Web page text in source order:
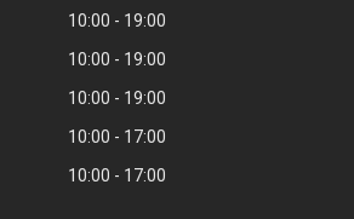
10:00
19:00
10:00
19:00
10:00
19:00
10:00
17:00
10:00 17:00